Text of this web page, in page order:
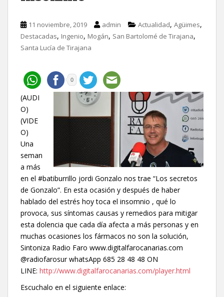
11 noviembre, 2019 admin Actualidad, Agüimes,
Destacadas, Ingenio, Mogán, San Bartolomé de Tirajana,
Santa Lucía de Tirajana
0
(AUDI
O)
(VIDE
O)
Una
seman
a más
en el #batiburrillo jordi Gonzalo nos trae “Los secretos
de Gonzalo”. En esta ocasión y después de haber
hablado del estrés hoy toca el insomnio , qué lo
provoca, sus síntomas causas y remedios para mitigar
esta dolencia que cada día afecta a más personas y en
muchas ocasiones los fármacos no son la solución,
Sintoniza Radio Faro www.digitalfarocanarias.com
@radiofarosur whatsApp 685 28 48 48 ON
LINE: http://www.digitalfarocanarias.com/player.html
Escuchalo en el siguiente enlace: